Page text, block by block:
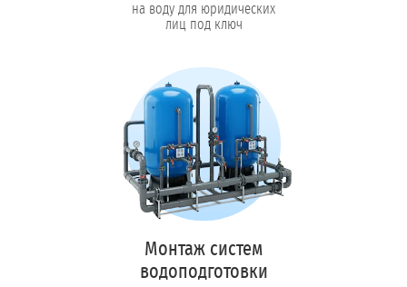
на воду для юридических
лиц под ключ
Монтаж систем
водоподготовки